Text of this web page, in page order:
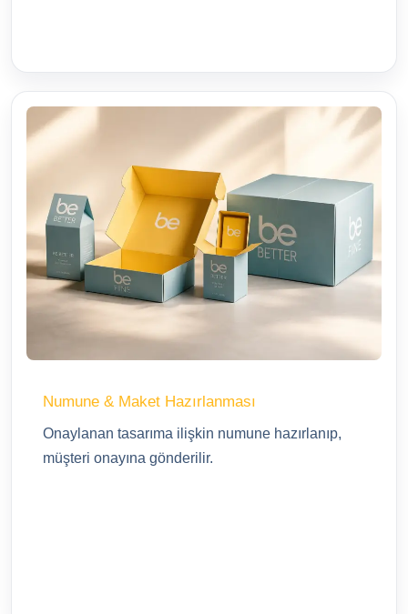
Numune & Maket Hazırlanması
Onaylanan tasarıma ilişkin numune hazırlanıp,
müşteri onayına gönderilir.